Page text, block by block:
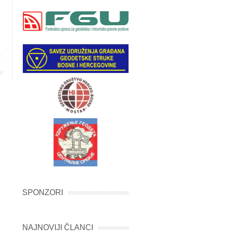
SPONZORI
NAJNOVIJI ČLANCI